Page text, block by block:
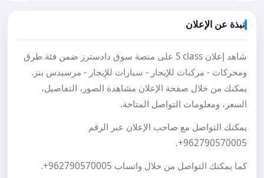
نبذة عن الإعلان
شاهد إعلان S class على منصة سوق دادسترز ضمن فئة طرق
ومحركات - مركبات للإيجار - سيارات للإيجار - مرسيدس بنز.
يمكنك من خلال صفحة الإعلان مشاهدة الصور، التفاصيل،
السعر، ومعلومات التواصل المتاحة.
يمكنك التواصل مع صاحب الإعلان عبر الرقم
+962790570005
.
كما يمكنك التواصل من خلال واتساب +962790570005
.